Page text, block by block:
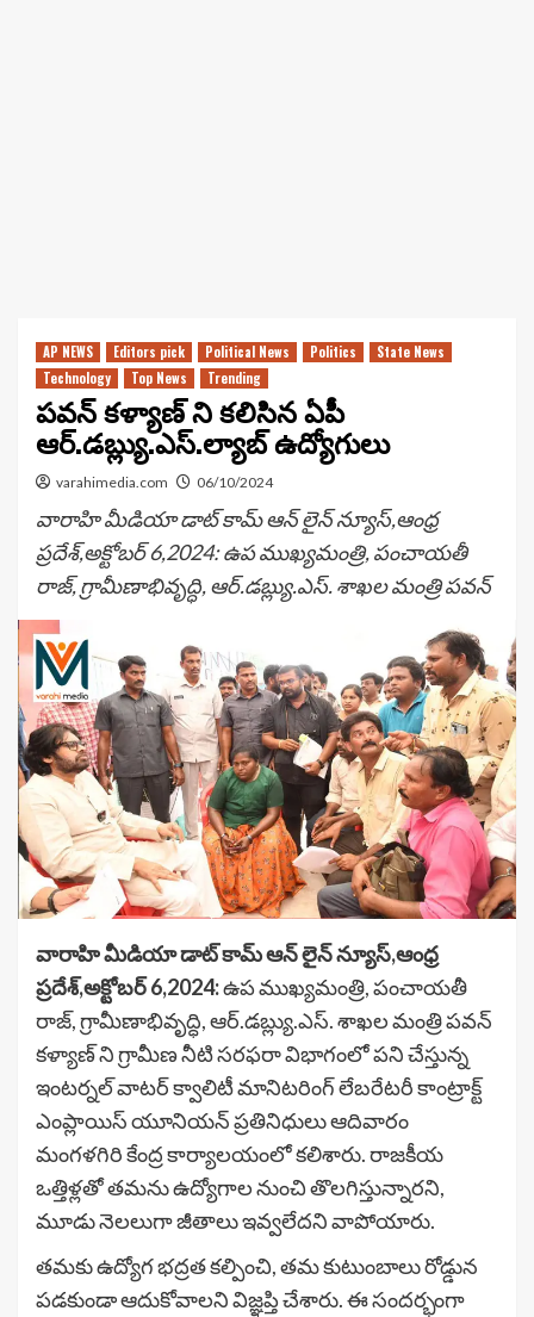
AP NEWS Editors pick Political News Politics
State News
Technology
Top News Trending
పవన్ కళ్యాణ్ ని కలిసిన ఏపీ
ఆర్.డబ్ల్యు.ఎస్.ల్యాబ్ ఉద్యోగులు
varahimedia.com 06/10/2024
వారాహి మీడియా డాట్ కామ్ ఆన్ లైన్ న్యూస్,ఆంధ్ర
ప్రదేశ్,అక్టోబర్ 6,2024: ఉప ముఖ్యమంత్రి, పంచాయతీ
రాజ్, గ్రామీణాభివృద్ధి, ఆర్.డబ్ల్యు.ఎస్. శాఖల మంత్రి పవన్
వారాహి మీడియా డాట్ కామ్ ఆన్ లైన్ న్యూస్,ఆంధ్ర
ప్రదేశ్,అక్టోబర్ 6,2024:ఉప ముఖ్యమంత్రి, పంచాయతీ
రాజ్, గ్రామీణాభివృద్ధి, ఆర్.డబ్ల్యు.ఎస్. శాఖల మంత్రి పవన్
కళ్యాణ్ ని గ్రామీణ నీటి సరఫరా విభాగంలో పని చేస్తున్న
ఇంటర్నల్ వాటర్ క్వాలిటీ మానిటరింగ్ లేబరేటరీ కాంట్రాక్ట్
ఎంప్లాయిస్ యూనియన్ ప్రతినిధులు ఆదివారం
మంగళగిరి కేంద్ర కార్యాలయంలో కలిశారు. రాజకీయ
ఒత్తిళ్లతో తమను ఉద్యోగాల నుంచి తొలగిస్తున్నారని,
మూడు నెలలుగా జీతాలు ఇవ్వలేదని వాపోయారు.
తమకు ఉద్యోగ భద్రత కల్పించి, తమ కుటుంబాలు రోడ్డున
పడకుండా ఆదుకోవాలని విజ్ఞప్తి చేశారు. ఈ సందర్భంగా